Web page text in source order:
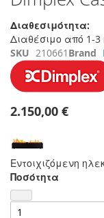
της
συλλογής
εικόνων
Διαθεσιμότητα:
Διαθέσιμο από 1-3
SKU 210661 Brand
2.150,00 €
Εντοιχιζόμενη
Ποσότητα